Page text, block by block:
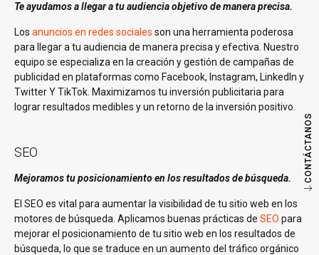
CONTÁCTANOS
Te ayudamos a llegar a tu audiencia objetivo de manera precisa.
Los anuncios en redes sociales son una herramienta poderosa
para llegar a tu audiencia de manera precisa y efectiva. Nuestro
equipo se especializa en la creación y gestión de campañas de
publicidad en plataformas como Facebook, Instagram, LinkedIn y
Twitter Y TikTok. Maximizamos tu inversión publicitaria para
lograr resultados medibles y un retorno de la inversión positivo.
SEO
Mejoramos tu posicionamiento en los resultados de búsqueda.
El SEO es vital para aumentar la visibilidad de tu sitio web en los
motores de búsqueda. Aplicamos buenas prácticas de SEO para
mejorar el posicionamiento de tu sitio web en los resultados de
búsqueda, lo que se traduce en un aumento del tráfico orgánico